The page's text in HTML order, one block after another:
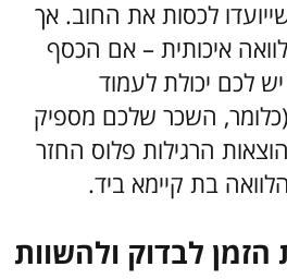
לכסות את החוב. אך
איכותית – אם הכסף
לכם יכולת לעמוד
השכר שלכם מספיק
הרגילות פלוס החזר
בת קיימא ביד.
לבדוק ולהשוות